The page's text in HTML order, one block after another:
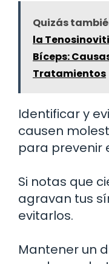
Quizás
la
Bíceps:
Tratamientos
Identificar y
causen
para prevenir
Si notas que
agravan tus
evitarlos.
Mantener un